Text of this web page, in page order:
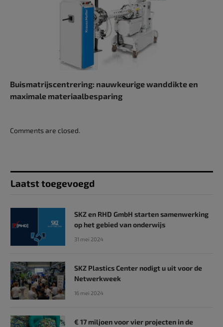
Buismatrijscentrering: nauwkeurige wanddikte en
maximale materiaalbesparing
Comments are closed.
Laatst toegevoegd
SKZ en RHD GmbH starten samenwerking
op het gebied van onderwijs
31 mei 2024
SKZ Plastics Center nodigt u uit voor de
Netwerkweek
16 mei 2024
€ 17 miljoen voor vier projecten in de